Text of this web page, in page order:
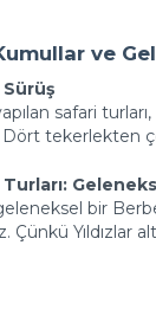
ve
Sürüş
safari
Dört tekerlekten
Turları:
bir
Çünkü Yıldızlar